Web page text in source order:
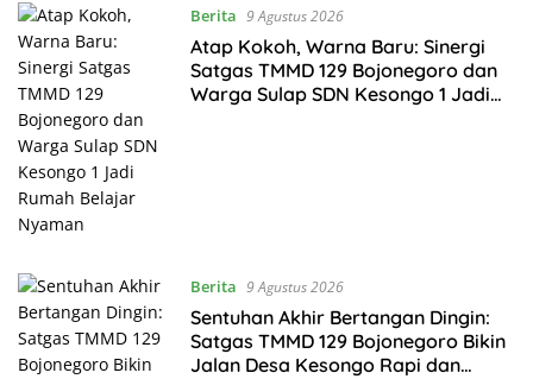
Berita 9 Agustus 2026
Atap Kokoh, Warna Baru: Sinergi
Satgas TMMD 129 Bojonegoro dan
Warga Sulap SDN Kesongo 1 Jadi
Berita 9 Agustus 2026
Sentuhan Akhir Bertangan Dingin:
Satgas TMMD 129 Bojonegoro Bikin
Jalan Desa Kesongo Rapi dan